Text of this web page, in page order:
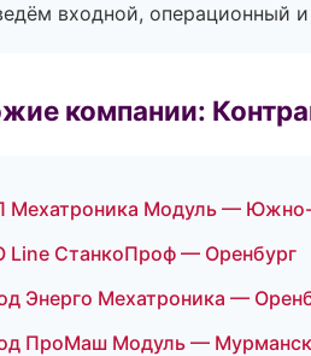
входной, операционный
компании:
Мехатроника Модуль —
Line СтанкоПроф — Оренбург
Энерго Мехатроника —
ПроМаш Модуль — Мурманск